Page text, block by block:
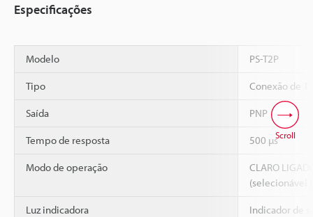
Especificações
Modelo PS-T2P
Tipo Conexão de 1
Saída PNP
Tempo de resposta 500 µs
Modo de operação
CLARO
(selecionável
Luz indicadora
Indicador de
Scroll